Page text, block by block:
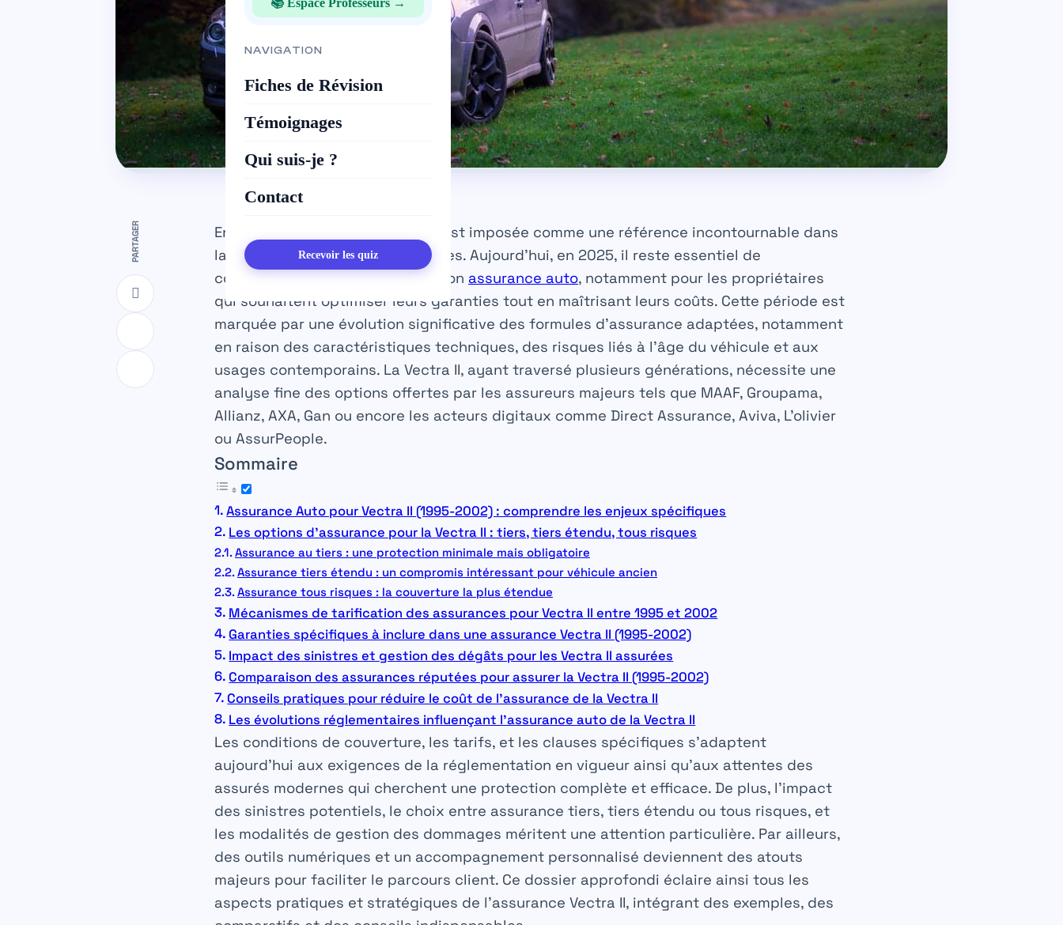
📚 Espace Professeurs →
NAVIGATION
Fiches de Révision
Témoignages
Qui suis-je ?
Contact
Recevoir les quiz
PARTAGER
Entre 1995 et 2002, la Vectra II s’est imposée comme une référence incontournable dans
la catégorie des berlines familiales. Aujourd’hui, en 2025, il reste essentiel de
comprendre les spécificités de son assurance auto, notamment pour les propriétaires
qui souhaitent optimiser leurs garanties tout en maîtrisant leurs coûts. Cette période est
marquée par une évolution significative des formules d’assurance adaptées, notamment
en raison des caractéristiques techniques, des risques liés à l’âge du véhicule et aux
usages contemporains. La Vectra II, ayant traversé plusieurs générations, nécessite une
analyse fine des options offertes par les assureurs majeurs tels que MAAF, Groupama,
Allianz, AXA, Gan ou encore les acteurs digitaux comme Direct Assurance, Aviva, L’olivier
ou AssurPeople.
Sommaire
Assurance Auto pour Vectra II (1995-2002) : comprendre les enjeux spécifiques
Les options d’assurance pour la Vectra II : tiers, tiers étendu, tous risques
Assurance au tiers : une protection minimale mais obligatoire
Assurance tiers étendu : un compromis intéressant pour véhicule ancien
Assurance tous risques : la couverture la plus étendue
Mécanismes de tarification des assurances pour Vectra II entre 1995 et 2002
Garanties spécifiques à inclure dans une assurance Vectra II (1995-2002)
Impact des sinistres et gestion des dégâts pour les Vectra II assurées
Comparaison des assurances réputées pour assurer la Vectra II (1995-2002)
Conseils pratiques pour réduire le coût de l’assurance de la Vectra II
Les évolutions réglementaires influençant l’assurance auto de la Vectra II
Les conditions de couverture, les tarifs, et les clauses spécifiques s’adaptent
aujourd’hui aux exigences de la réglementation en vigueur ainsi qu’aux attentes des
assurés modernes qui cherchent une protection complète et efficace. De plus, l’impact
des sinistres potentiels, le choix entre assurance tiers, tiers étendu ou tous risques, et
les modalités de gestion des dommages méritent une attention particulière. Par ailleurs,
des outils numériques et un accompagnement personnalisé deviennent des atouts
majeurs pour faciliter le parcours client. Ce dossier approfondi éclaire ainsi tous les
aspects pratiques et stratégiques de l’assurance Vectra II, intégrant des exemples, des